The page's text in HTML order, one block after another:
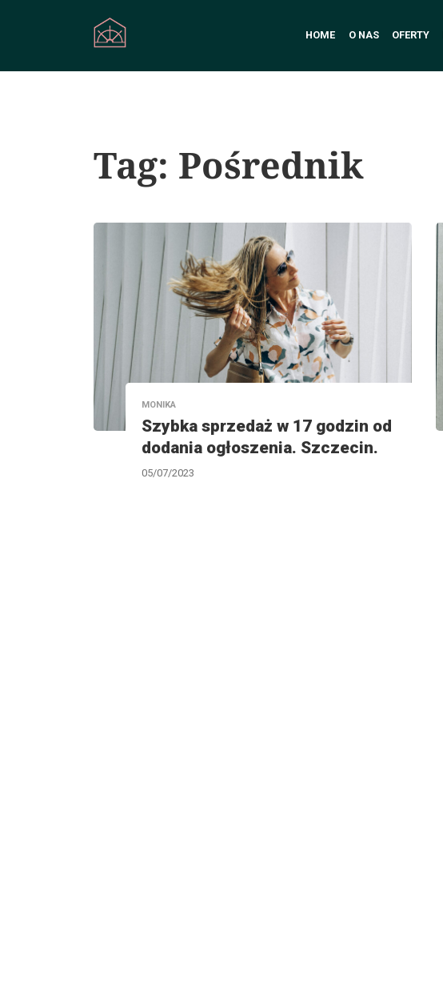
HOME O NAS OFERTY
Tag: Pośrednik
MONIKA
Szybka sprzedaż w 17 godzin od
dodania ogłoszenia. Szczecin.
05/07/2023